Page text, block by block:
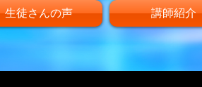
生徒さんの声 講師紹介